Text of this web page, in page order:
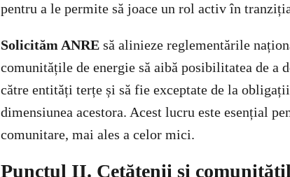
pentru a le permite să joace un rol activ în
Solicităm ANRE să alinieze reglementările
comunitățile de energie să aibă posibilitatea de a
către entități terțe și să fie exceptate de la
dimensiunea acestora. Acest lucru este esențial
comunitare, mai ales a celor mici.
Punctul II. Cetățenii și